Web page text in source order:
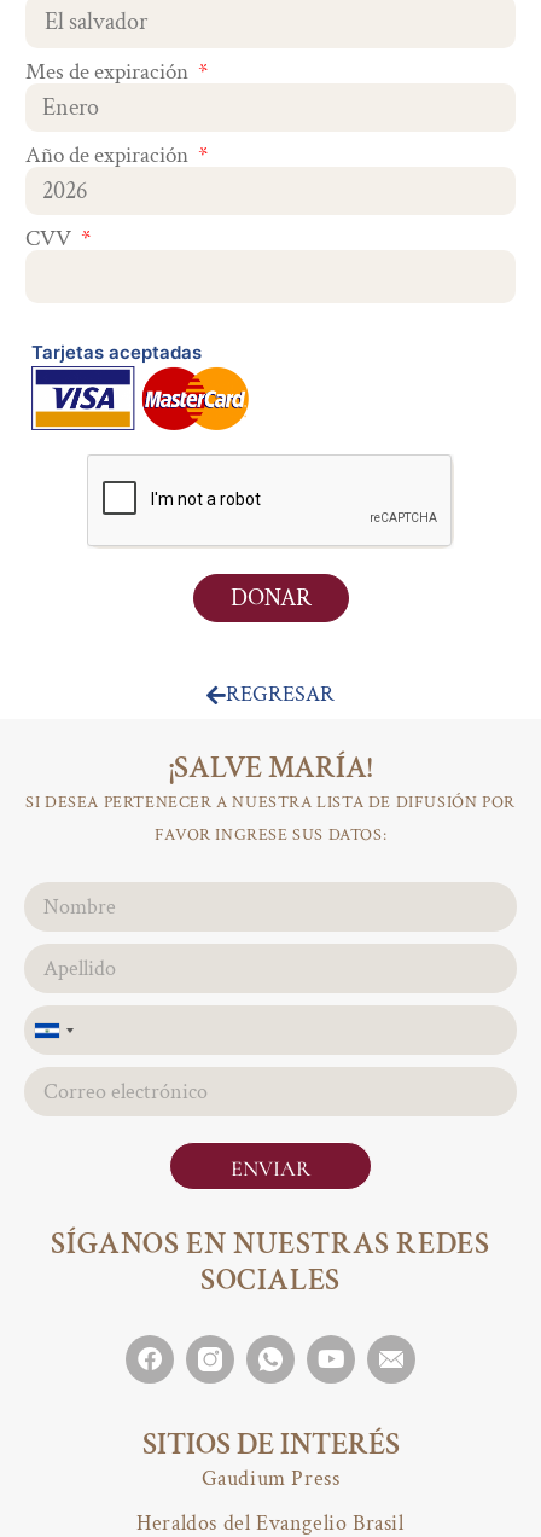
Mes de expiración
Año de expiración
CVV
DONAR
REGRESAR
SÍGANOS EN NUESTRAS REDES
SOCIALES
SITIOS DE INTERÉS
Gaudium Press
Heraldos del Evangelio Brasil
¡SALVE MARÍA!
SI DESEA PERTENECER A NUESTRA LISTA DE DIFUSIÓN POR
FAVOR INGRESE SUS DATOS:
El
Salvador
+503
ENVIAR